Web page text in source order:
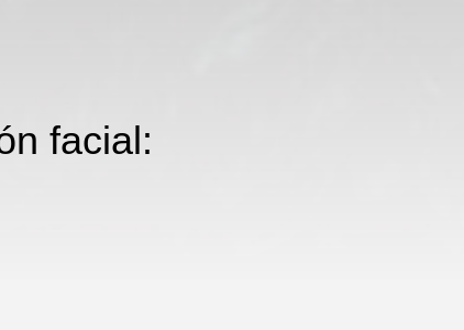
facial: